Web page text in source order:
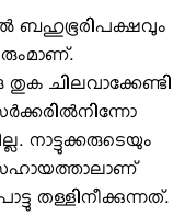
ബഹുഭൂരിപക്ഷവും
ചിലവാക്കേണ്ടി
നാട്ടുക്കരുടെയും
തള്ളിനീക്കുന്നത്.